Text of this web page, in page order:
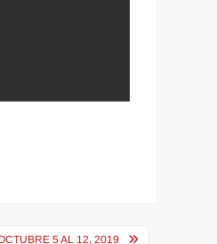
5 AL 12, 2019